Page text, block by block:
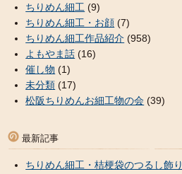
ちりめん細工 (9)
ちりめん細工・お顔 (7)
ちりめん細工作品紹介 (958)
よもやま話 (16)
催し物 (1)
未分類 (17)
松阪ちりめんお細工物の会 (39)
最新記事
ちりめん細工・桔梗袋のつるし飾り